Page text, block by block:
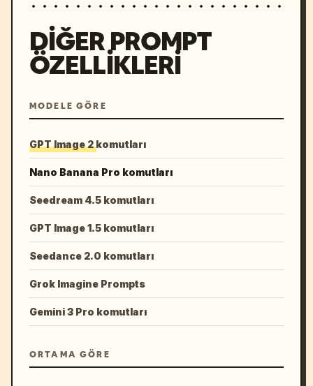
DIĞER PROMPT
ÖZELLIKLERI
MODELE GÖRE
GPT Image 2 komutları
Nano Banana Pro komutları
Seedream 4.5 komutları
GPT Image 1.5 komutları
Seedance 2.0 komutları
Grok Imagine Prompts
Gemini 3 Pro komutları
ORTAMA GÖRE